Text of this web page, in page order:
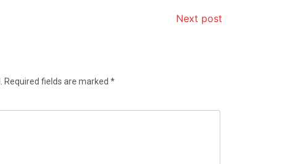
Next post
Required fields are marked *